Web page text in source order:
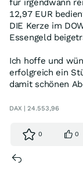
12,97 EUR
DIE Kerze im
Essengeld
Ich hoffe und
erfolgreich ein
damit schönen
DAX | 24.553,96
0 0